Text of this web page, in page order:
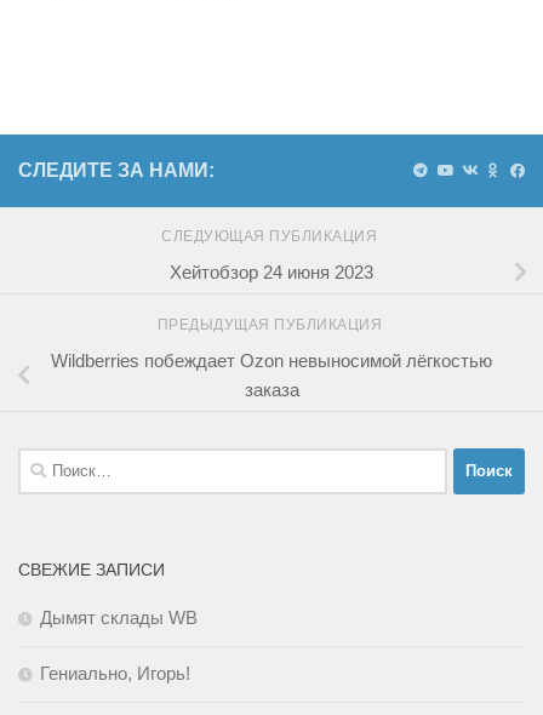
СЛЕДИТЕ ЗА НАМИ:
СЛЕДУЮЩАЯ ПУБЛИКАЦИЯ
Хейтобзор 24 июня 2023
ПРЕДЫДУЩАЯ ПУБЛИКАЦИЯ
Wildberries побеждает Ozon невыносимой лёгкостью
заказа
Найти:
СВЕЖИЕ ЗАПИСИ
Дымят склады WB
Гениально, Игорь!